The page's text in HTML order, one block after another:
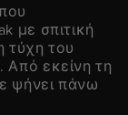
με σπιτική
τύχη του
Από εκείνη τη
ψήνει πάνω